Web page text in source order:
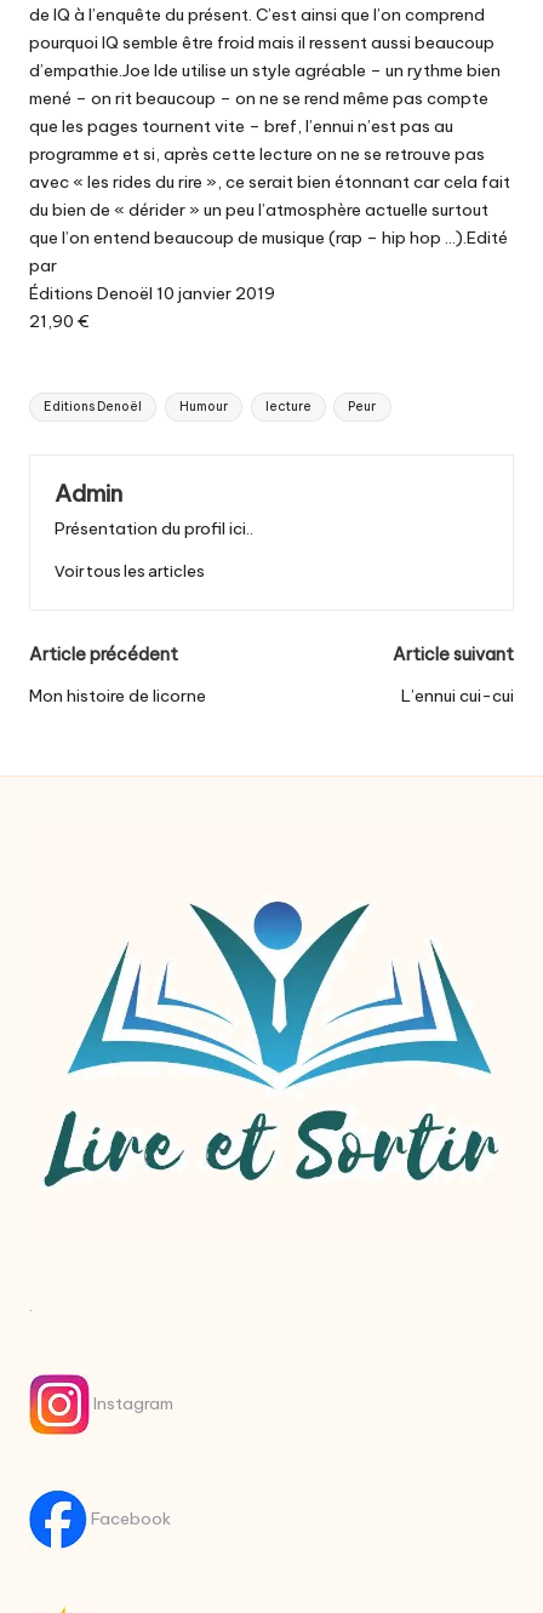
de IQ à l’enquête du présent. C’est ainsi que l’on comprend
pourquoi IQ semble être froid mais il ressent aussi beaucoup
d’empathie.Joe Ide utilise un style agréable – un rythme bien
mené – on rit beaucoup – on ne se rend même pas compte
que les pages tournent vite – bref, l’ennui n’est pas au
programme et si, après cette lecture on ne se retrouve pas
avec « les rides du rire », ce serait bien étonnant car cela fait
du bien de « dérider » un peu l’atmosphère actuelle surtout
que l’on entend beaucoup de musique (rap – hip hop …).Edité
par
Éditions Denoël 10 janvier 2019
21,90 €
Tags:
Editions Denoël Humour lecture Peur
Admin
Présentation du profil ici..
Voir tous les articles
Post
navigation
Article précédent
Mon histoire de licorne
Article suivant
L’ennui cui-cui
.
Instagram
Facebook